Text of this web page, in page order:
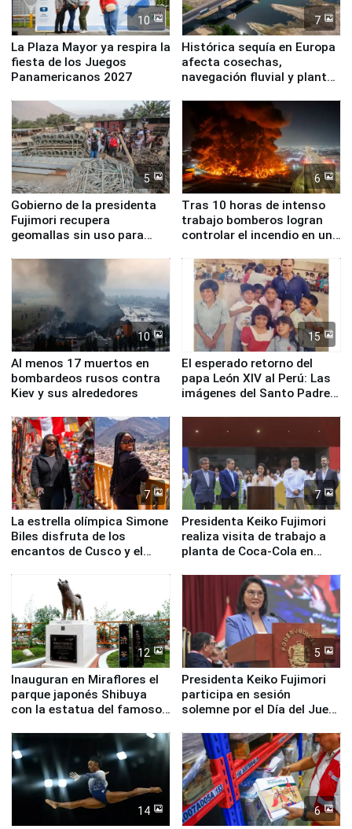
10
La Plaza Mayor ya respira la
fiesta de los Juegos
Panamericanos 2027
7
Histórica sequía en Europa
afecta cosechas,
navegación fluvial y plantas
5
Gobierno de la presidenta
Fujimori recupera
geomallas sin uso para
Fenómeno El Niño
6
Tras 10 horas de intenso
trabajo bomberos logran
controlar el incendio en una
de Chile
10
Al menos 17 muertos en
bombardeos rusos contra
Kiev y sus alrededores
15
El esperado retorno del
papa León XIV al Perú: Las
imágenes del Santo Padre
7
La estrella olímpica Simone
Biles disfruta de los
encantos de Cusco y el
7
Presidenta Keiko Fujimori
realiza visita de trabajo a
planta de Coca-Cola en
12
Inauguran en Miraflores el
parque japonés Shibuya
con la estatua del famoso
5
Presidenta Keiko Fujimori
participa en sesión
solemne por el Día del Juez
14 6